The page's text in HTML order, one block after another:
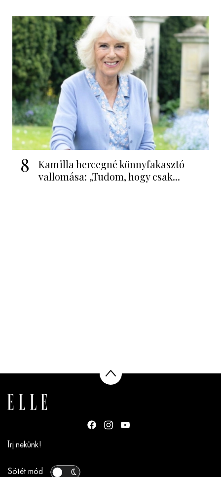
8
Kamilla hercegné könnyfakasztó
vallomása: „Tudom, hogy csak...
Írj nekünk!
Sötét mód